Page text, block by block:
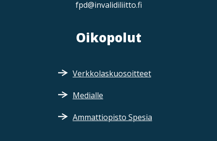
fpd@invalidiliitto.fi
Oikopolut
Verkkolaskuosoitteet
Medialle
Ammattiopisto Spesia